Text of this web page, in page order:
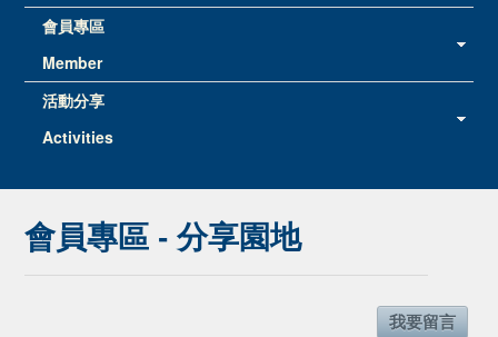
會員專區
Member
活動分享
Activities
會員專區 - 分享園地
我要留言